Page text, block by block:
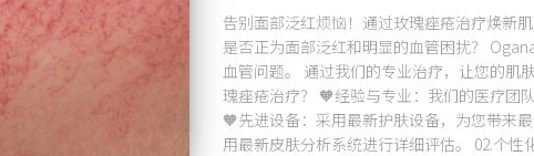
告别面部泛红烦恼！通过玫瑰痤疮治疗焕新
是否正为面部泛红和明显的血管困扰？
血管问题。 通过我们的专业治疗，让您的肌
瑰痤疮治疗？ 🧡经验与专业：我们的医疗团
🧡先进设备：采用最新护肤设备，为您带来
用最新皮肤分析系统进行详细评估。 02.个性